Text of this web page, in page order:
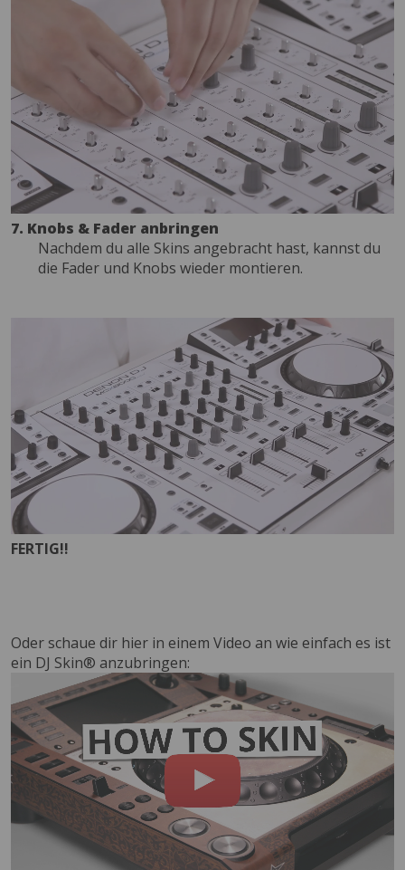
7. Knobs & Fader anbringen
Nachdem du alle Skins angebracht hast, kannst du
die Fader und Knobs wieder montieren.
FERTIG!!
Oder schaue dir hier in einem Video an wie einfach es ist
ein DJ Skin® anzubringen: